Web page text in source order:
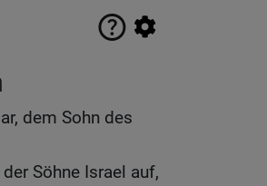
dem Sohn des
Söhne Israel auf,